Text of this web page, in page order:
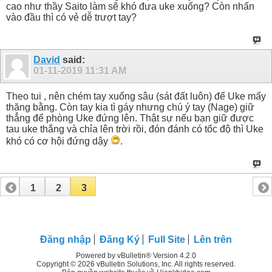
cao như thầy Saito làm sẽ khó đưa uke xuống? Còn nhấn
vào đầu thì có vẻ dễ trượt tay?
David said:
01-11-2019 11:31 AM
Theo tui , nên chém tay xuống sâu (sát đất luôn) để Uke mấy
thăng bằng. Còn tay kia tì gáy nhưng chú ý tay (Nage) giữ
thẳng để phòng Uke đứng lên. Thật sự nếu bạn giữ được
tau uke thắng và chỉa lên trời rồi, đón đánh có tốc độ thì Uke
khó có cơ hội đứng dậy
.
1 2 3
Đăng nhập Đăng Ký Full Site Lên trên
Powered by vBulletin® Version 4.2.0
Copyright © 2026 vBulletin Solutions, Inc. All rights reserved.